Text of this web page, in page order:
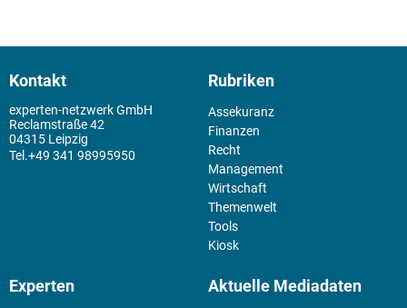
Kontakt
experten-netzwerk GmbH
Reclamstraße 42
04315 Leipzig
+49 341 98995950
Rubriken
Assekuranz
Finanzen
Recht
Management
Wirtschaft
Themenwelt
Tools
Kiosk
Experten Aktuelle Mediadaten